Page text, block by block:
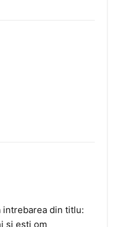
intrebarea din titlu:
si esti om